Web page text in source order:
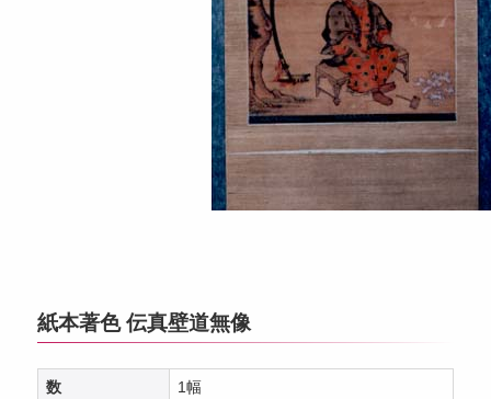
紙本著色 伝真壁道無像
数 1幅